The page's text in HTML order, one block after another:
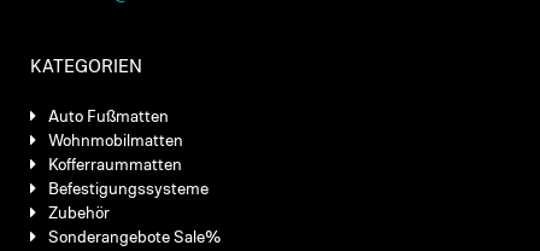
KATEGORIEN
Auto Fußmatten
Wohnmobilmatten
Kofferraummatten
Befestigungssysteme
Zubehör
Sonderangebote Sale%